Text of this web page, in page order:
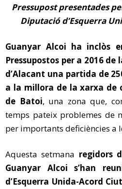
Pressupost presentades
Diputació d’Esquerra
Guanyar Alcoi ha inclòs
Pressupostos per a 2016
d’Alacant una partida de
a la millora de la xarxa de
de Batoi, una zona que,
temps pateix problemes de
per importants deficiències a
Aquesta setmana regidors
Guanyar Alcoi s’han
d’Esquerra Unida-Acord